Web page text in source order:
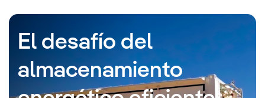
El desafío del
almacenamiento